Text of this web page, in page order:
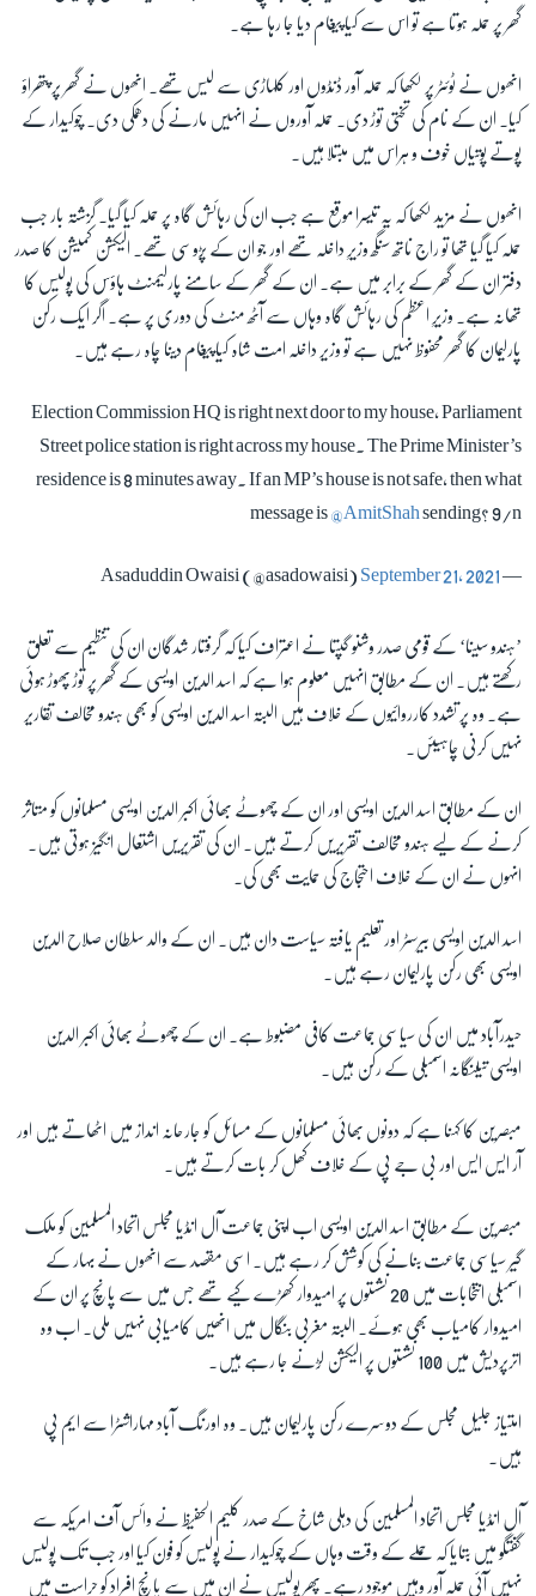
گھر پر حملہ ہوتا ہے تو اس سے کیا پیغام دیا جا رہا ہے۔
انھوں نے ٹوئٹر پر لکھا کہ حملہ آور ڈنڈوں اور کلہاڑی سے لیس تھے۔ انھوں نے گھر پر پتھراؤ
کیا۔ ان کے نام کی تختی توڑ دی۔ حملہ آوروں نے انہیں مارنے کی دھمکی دی۔ چوکیدار کے
پوتے پوتیاں خوف و ہراس میں مبتلا ہیں۔
انھوں نے مزید لکھا کہ یہ تیسرا موقع ہے جب ان کی رہائش گاہ پر حملہ کیا گیا۔ گزشتہ بار جب
حملہ کیا گیا تھا تو راج ناتھ سنگھ وزیرِ داخلہ تھے اور جو ان کے پڑوسی تھے۔ الیکشن کمیشن کا صدر
دفتر ان کے گھر کے برابر میں ہے۔ ان کے گھر کے سامنے پارلیمنٹ ہاؤس کی پولیس کا
تھانہ ہے۔ وزیرِ اعظم کی رہائش گاہ وہاں سے آٹھ منٹ کی دوری پر ہے۔ اگر ایک رکن
پارلیمان کا گھر محفوظ نہیں ہے تو وزیر داخلہ امت شاہ کیا پیغام دینا چاہ رہے ہیں۔
Election Commission HQ is right next door to my house, Parliament
Street police station is right across my house. The Prime Minister’s
residence is 8 minutes away. If an MP’s house is not safe, then what
message is @AmitShah sending? 9/n
— Asaduddin Owaisi (@asadowaisi)
September 21, 2021
’ہندو سینا‘ کے قومی صدر وشنو گپتا نے اعتراف کیا کہ گرفتار شدگان ان کی تنظیم سے تعلق
رکھتے ہیں۔ ان کے مطابق انہیں معلوم ہوا ہے کہ اسد الدین اویسی کے گھر پر توڑ پھوڑ ہوئی
ہے۔ وہ پر تشدد کارروائیوں کے خلاف ہیں البتہ اسد الدین اویسی کو بھی ہندو مخالف تقاریر
نہیں کرنی چاہیئں۔
ان کے مطابق اسد الدین اویسی اور ان کے چھوٹے بھائی اکبر الدین اویسی مسلمانوں کو متاثر
کرنے کے لیے ہندو مخالف تقریریں کرتے ہیں۔ ان کی تقریریں اشتعال انگیز ہوتی ہیں۔
انہوں نے ان کے خلاف احتجاج کی حمایت بھی کی۔
اسد الدین اویسی بیرسٹر اور تعلیم یافتہ سیاست دان ہیں۔ ان کے والد سلطان صلاح الدین
اویسی بھی رکن پارلیمان رہے ہیں۔
حیدرآباد میں ان کی سیاسی جماعت کافی مضبوط ہے۔ ان کے چھوٹے بھائی اکبر الدین
اویسی تیلنگانہ اسمبلی کے رکن ہیں۔
مبصرین کا کہنا ہے کہ دونوں بھائی مسلمانوں کے مسائل کو جارحانہ انداز میں اٹھاتے ہیں اور
آر ایس ایس اور بی جے پی کے خلاف کھل کر بات کرتے ہیں۔
مبصرین کے مطابق اسد الدین اویسی اب اپنی جماعت آل انڈیا مجلس اتحاد المسلمین کو ملک
گیر سیاسی جماعت بنانے کی کوشش کر رہے ہیں۔ اسی مقصد سے انھوں نے بہار کے
اسمبلی انتخابات میں 20 نشستوں پر امیدوار کھڑے کیے تھے جس میں سے پانچ پر ان کے
امیدوار کامیاب بھی ہوئے۔ البتہ مغربی بنگال میں انھیں کامیابی نہیں ملی۔ اب وہ
اترپردیش میں 100 نشستوں پر الیکشن لڑنے جا رہے ہیں۔
امتیاز جلیل مجلس کے دوسرے رکن پارلیمان ہیں۔ وہ اورنگ آباد مہاراشٹرا سے ایم پی
ہیں۔
آل انڈیا مجلس اتحاد المسلمین کی دہلی شاخ کے صدر کلیم الحفیظ نے وائس آف امریکہ سے
گفتگو میں بتایا کہ حملے کے وقت وہاں کے چوکیدار نے پولیس کو فون کیا اور جب تک پولیس
نہیں آئی حملہ آور وہیں موجود رہے۔ پھر پولیس نے ان میں سے پانچ افراد کو حراست میں